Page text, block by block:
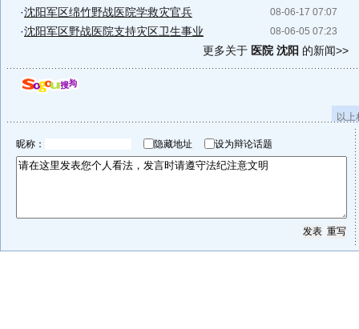
08-06-17 07:07
·沈阳军区绵竹野战医院学救灾官兵
08-06-05 07:23
·沈阳军区野战医院支持灾区卫生事业
更多关于 医院 沈阳 的新闻>>
以
昵称： 隐藏地址 设为辩论话题